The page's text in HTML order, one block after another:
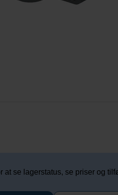
at se lagerstatus, se priser og